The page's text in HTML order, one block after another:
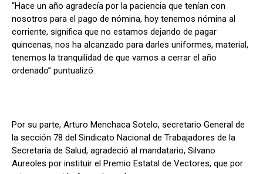
“Hace un año agradecía por la paciencia que tenían con
nosotros para el pago de nómina, hoy tenemos nómina al
corriente, significa que no estamos dejando de pagar
quincenas, nos ha alcanzado para darles uniformes, material,
tenemos la tranquilidad de que vamos a cerrar el año
ordenado” puntualizó.
Por su parte, Arturo Menchaca Sotelo, secretario General de
la sección 78 del Sindicato Nacional de Trabajadores de la
Secretaría de Salud, agradeció al mandatario, Silvano
Aureoles por instituir el Premio Estatal de Vectores, que por